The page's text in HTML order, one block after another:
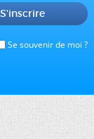
Se souvenir de moi ?
S'inscrire